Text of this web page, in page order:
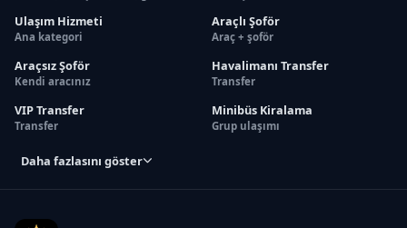
Ulaşım Hizmeti
Ana kategori
Araçlı Şoför
Araç + şoför
Araçsız Şoför
Kendi aracınız
Havalimanı Transfer
Transfer
VIP Transfer
Transfer
Minibüs Kiralama
Grup ulaşımı
Daha fazlasını göster